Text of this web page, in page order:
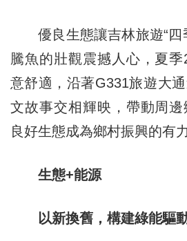
優良生態讓吉林旅遊“四
騰魚的壯觀震撼人心，夏
意舒適，沿著G331旅遊大
文故事交相輝映，帶動周
良好生態成為鄉村振興的有
生態+能源
以新換舊，構建綠能驅